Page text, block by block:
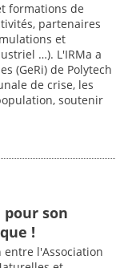
formations de
partenaires
et
…). L'IRMa a
(GeRi) de Polytech
de crise, les
soutenir
pour son
!
entre l'Association